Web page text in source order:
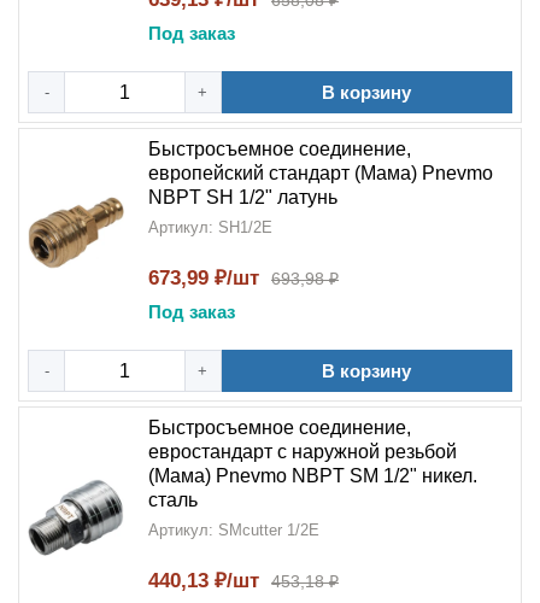
Под заказ
- + В корзину
Быстросъемное соединение,
европейский стандарт (Мама) Pnevmo
NBPT SH 1/2" латунь
Артикул: SH1/2E
673,99 ₽/шт 693,98 ₽
Под заказ
- + В корзину
Быстросъемное соединение,
евростандарт с наружной резьбой
(Мама) Pnevmo NBPT SM 1/2" никел.
сталь
Артикул: SMcutter 1/2E
440,13 ₽/шт 453,18 ₽